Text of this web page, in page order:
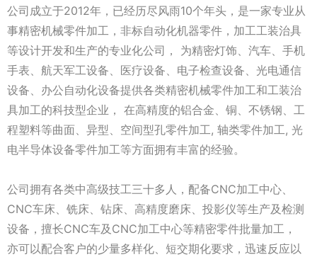
公司成立于2012年，已经历尽风雨10个年头，是一家专业从
事精密机械零件加工，非标自动化机器零件，加工工装治具
等设计开发和生产的专业化公司， 为精密灯饰、汽车、手机
手表、航天军工设备、医疗设备、电子检查设备、光电通信
设备、办公自动化设备提供各类精密机械零件加工和工装治
具加工的科技型企业， 在高精度的铝合金、铜、不锈钢、工
程塑料等曲面、异型、空间型孔零件加工, 轴类零件加工, 光
电半导体设备零件加工等方面拥有丰富的经验。
公司拥有各类中高级技工三十多人，配备CNC加工中心、
CNC车床、铣床、钻床、高精度磨床、投影仪等生产及检测
设备，擅长CNC车及CNC加工中心等精密零件批量加工，
亦可以配合客户的少量多样化、短交期化要求，迅速反应以